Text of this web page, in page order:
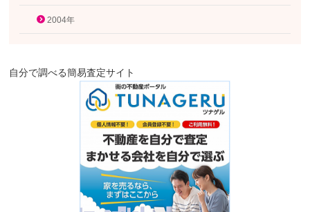
2004年
自分で調べる簡易査定サイト